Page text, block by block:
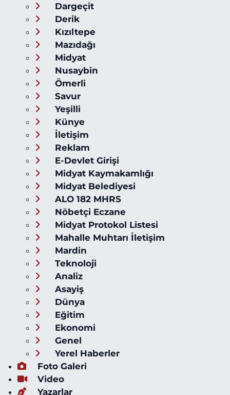
Dargeçit
Derik
Kızıltepe
Mazıdağı
Midyat
Nusaybin
Ömerli
Savur
Yeşilli
Künye
İletişim
Reklam
E-Devlet Girişi
Midyat Kaymakamlığı
Midyat Belediyesi
ALO 182 MHRS
Nöbetçi Eczane
Midyat Protokol Listesi
Mahalle Muhtarı İletişim
Mardin
Teknoloji
Analiz
Asayiş
Dünya
Eğitim
Ekonomi
Genel
Yerel Haberler
Foto Galeri
Video
Yazarlar